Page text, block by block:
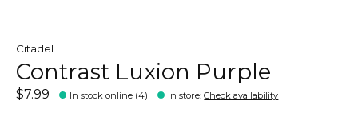
Citadel
Contrast Luxion Purple
$7.99 In stock online (4) In store:Check availability